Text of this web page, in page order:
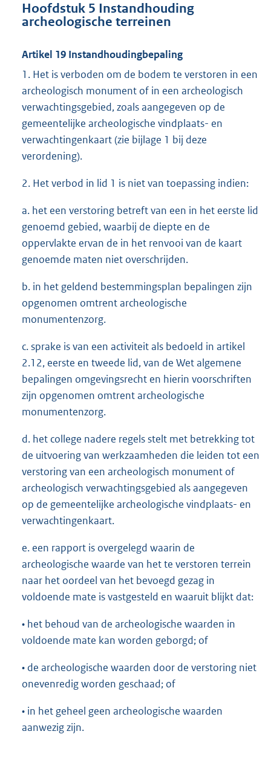
Hoofdstuk 5 Instandhouding
archeologische terreinen
Artikel 19 Instandhoudingbepaling
1. Het is verboden om de bodem te verstoren in een
archeologisch monument of in een archeologisch
verwachtingsgebied, zoals aangegeven op de
gemeentelijke archeologische vindplaats- en
verwachtingenkaart (zie bijlage 1 bij deze
verordening).
2. Het verbod in lid 1 is niet van toepassing indien:
a. het een verstoring betreft van een in het eerste lid
genoemd gebied, waarbij de diepte en de
oppervlakte ervan de in het renvooi van de kaart
genoemde maten niet overschrijden.
b. in het geldend bestemmingsplan bepalingen zijn
opgenomen omtrent archeologische
monumentenzorg.
c. sprake is van een activiteit als bedoeld in artikel
2.12, eerste en tweede lid, van de Wet algemene
bepalingen omgevingsrecht en hierin voorschriften
zijn opgenomen omtrent archeologische
monumentenzorg.
d. het college nadere regels stelt met betrekking tot
de uitvoering van werkzaamheden die leiden tot een
verstoring van een archeologisch monument of
archeologisch verwachtingsgebied als aangegeven
op de gemeentelijke archeologische vindplaats- en
verwachtingenkaart.
e. een rapport is overgelegd waarin de
archeologische waarde van het te verstoren terrein
naar het oordeel van het bevoegd gezag in
voldoende mate is vastgesteld en waaruit blijkt dat:
• het behoud van de archeologische waarden in
voldoende mate kan worden geborgd; of
• de archeologische waarden door de verstoring niet
onevenredig worden geschaad; of
• in het geheel geen archeologische waarden
aanwezig zijn.